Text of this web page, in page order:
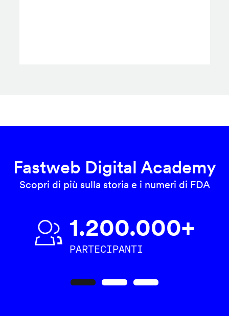
Fastweb Digital Academy
Scopri di più sulla storia e i numeri di FDA
1.200.000+
PARTECIPANTI